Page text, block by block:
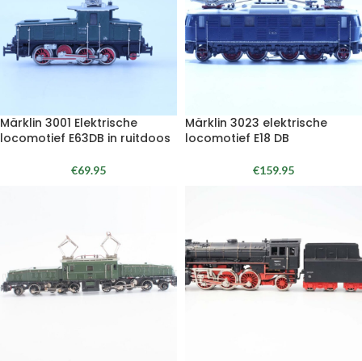
Märklin 3001 Elektrische
locomotief E63DB in ruitdoos
€69.95
Märklin 3023 elektrische
locomotief E18 DB
€159.95